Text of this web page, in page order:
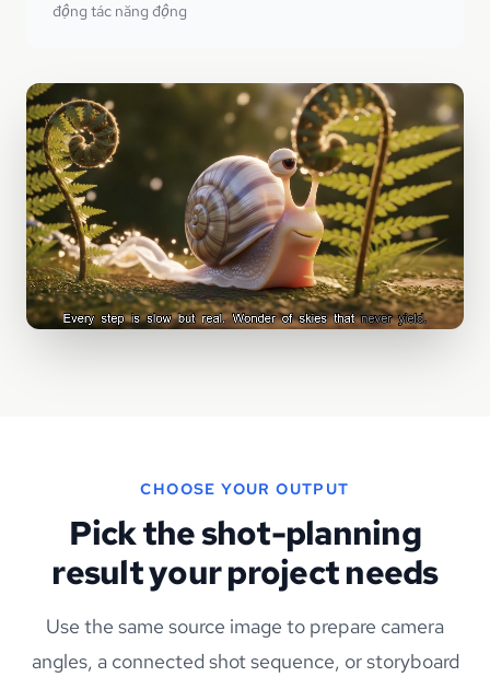
động tác năng động
CHOOSE YOUR OUTPUT
Pick the shot-planning
result your project needs
Use the same source image to prepare camera
angles, a connected shot sequence, or storyboard